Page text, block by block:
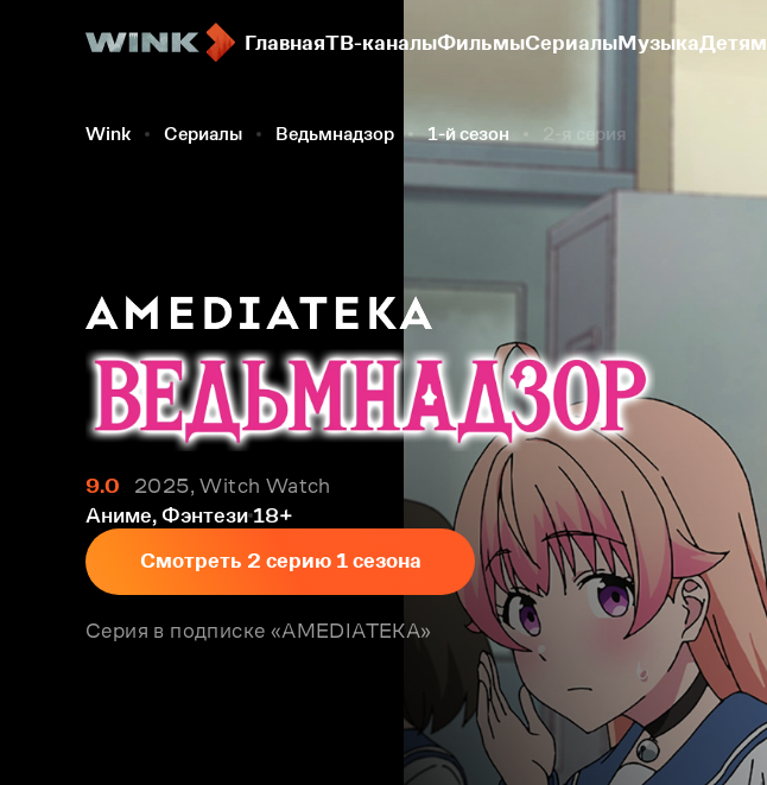
ГлавнаяТВ-каналыФильмыСериалыМузыкаДетям
Wink Сериалы Ведьмнадзор 1-й сезон 2-я серия
9.0
2025, Witch Watch
Аниме, Фэнтези 18+
Смотреть 2 серию 1 сезона
Серия в подписке «AMEDIATEKA»